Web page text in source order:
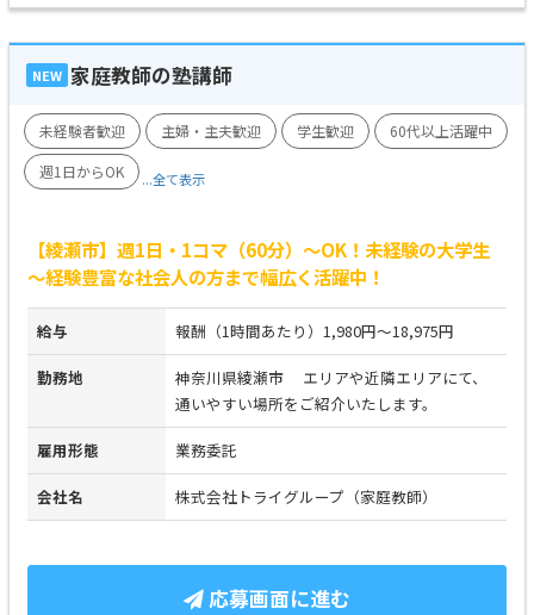
NEW 家庭教師の塾講師
未経験者歓迎 主婦・主夫歓迎 学生歓迎
60代以上活躍中
週1日からOK
...全て表示
【綾瀬市】週1日・1コマ（60分）～OK！未経験の大学生
～経験豊富な社会人の方まで幅広く活躍中！
給与 報酬（1時間あたり）1,980円～18,975円
勤務地
神奈川県綾瀬市 エリアや近隣エリアにて、
通いやすい場所をご紹介いたします。
雇用形態 業務委託
会社名 株式会社トライグループ（家庭教師）
応募画面に進む